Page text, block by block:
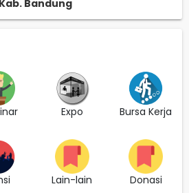
Kab. Bandung
Expo Bursa Kerja
Lain-lain Donasi